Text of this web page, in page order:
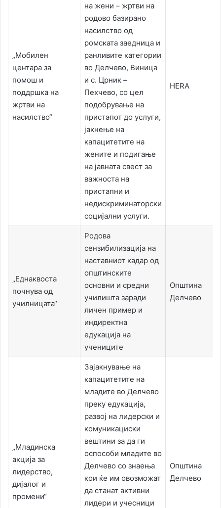
„Мобилен
центара за
помош и
поддршка на
жртви на
насилство“
на жени – жртви на
родово базирано
насилство од
ромската заедница и
ранливите категории
во Делчево, Виница
и с. Црник –
Пехчево, со цел
подобрување на
пристапот до услуги,
јакнење на
капацитетите на
жените и подигање
на јавната свест за
важноста на
пристапни и
недискриминаторски
социјални услуги.
HERA
„Еднаквоста
почнува од
училницата“
Родова
сензибилизација на
наставниот кадар од
општинските
основни и средни
училишта заради
личен пример и
индиректна
едукација на
учениците
Општина
Делчево
„Младинска
акција за
лидерство,
дијалог и
промени“
Зајакнување на
капацитетите на
младите во Делчево
преку едукација,
развој на лидерски и
комуникациски
вештини за да ги
оспособи младите во
Делчево со знаења
кои ќе им овозможат
да станат активни
лидери и учесници
Општина
Делчево